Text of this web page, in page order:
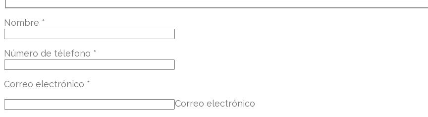
Nombre *
Número de télefono *
Correo electrónico *
Correo electrónico